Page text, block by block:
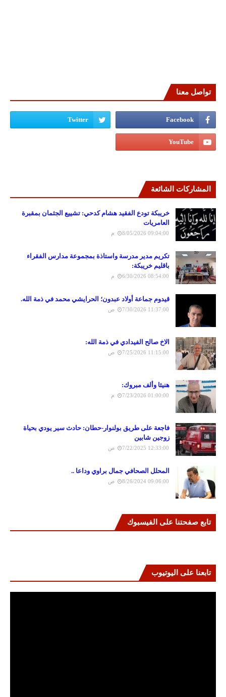
تواصل معنا
المشاركات الشائعة
خريبكة تودع الفقيد هشام كدحي: تشييع الجثمان بمقبرة
العامريات
8/05/2026 09:04:00 م
تكريم مدير مدرسة واستاذة بمجموعة مدارس الفقراء
باقليم خريبكة:
6/30/2026 08:54:00 م
قيدوم جماعة أولاد عبدون؛ الحرايشي محمد في ذمة الله.
7/30/2026 11:37:00 ص
الاخ صالح الفيدادي في ذمة الله:
7/25/2026 11:15:00 ص
هنيئا وألف مبروك:
7/23/2026 01:00:00 م
فاجعة على طريق بولنوار-حطان: حادث سير يودي بحياة
زوجين شابين
7/22/2025 12:33:00 ص
المحلل الصحافي جمال براوي وداعا ..
8/26/2024 09:06:00 ص
تابع صفحتنا على الفيسبوك
تابعنا على اليوتيوب